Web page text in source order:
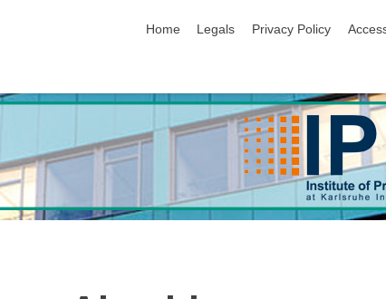
Home
Legals Privacy Policy